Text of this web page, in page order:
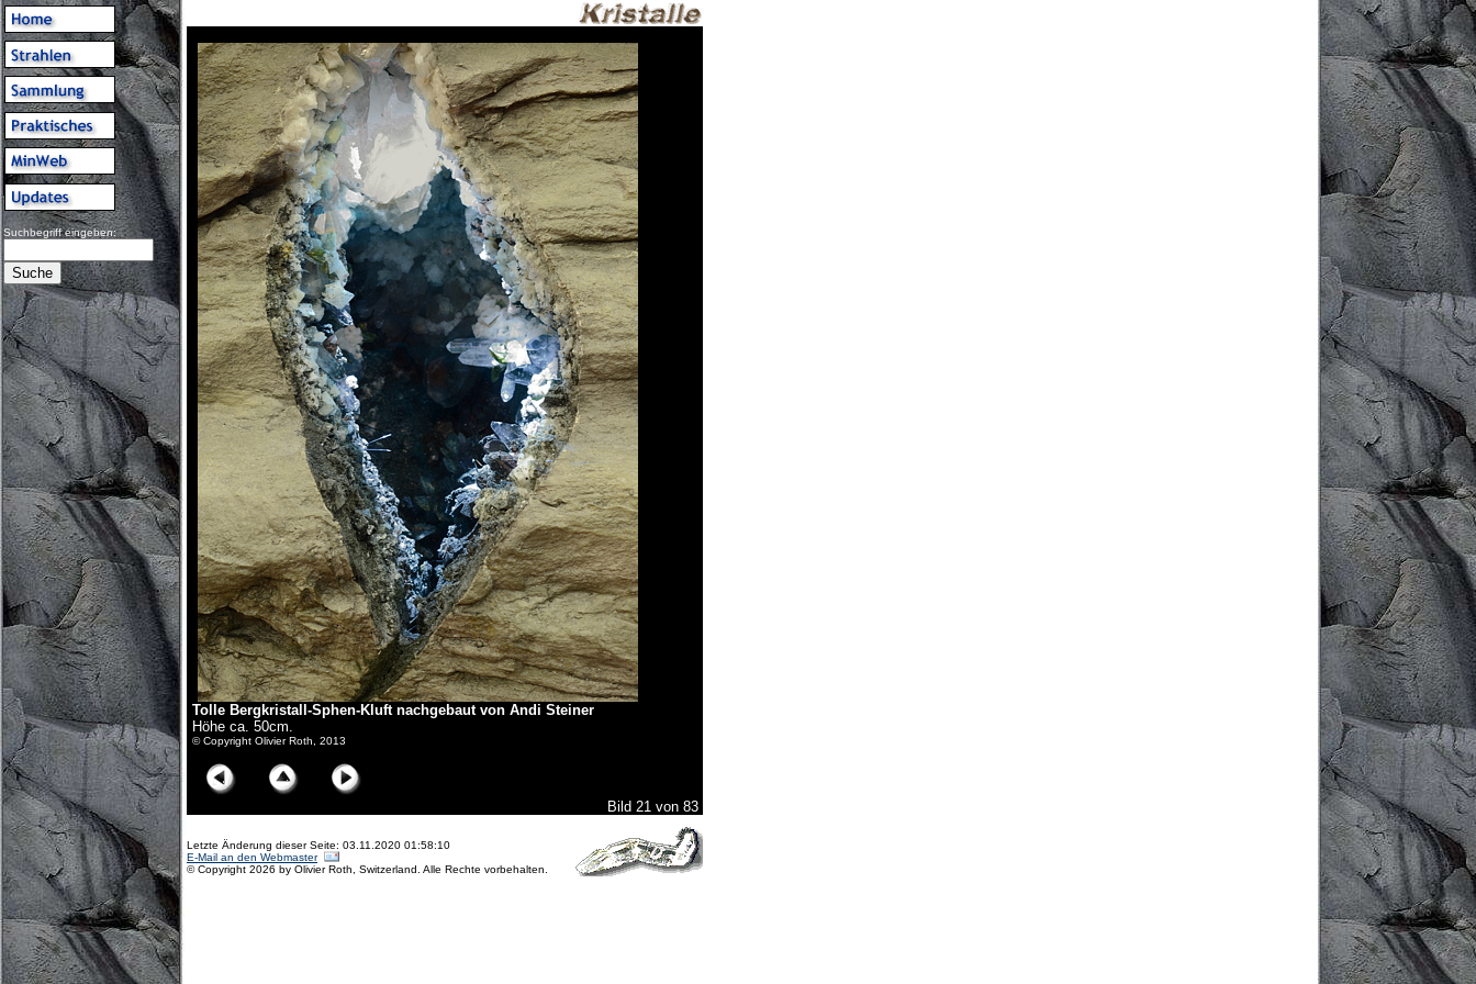
Suchbegriff eingeben:
Tolle Bergkristall-Sphen-Kluft nachgebaut von Andi Steiner
Höhe ca. 50cm.
© Copyright Olivier Roth, 2013
Bild 21 von 83
Letzte Änderung dieser Seite: 03.11.2020 01:58:10
E-Mail an den Webmaster
© Copyright 2026 by Olivier Roth, Switzerland. Alle Rechte vorbehalten.